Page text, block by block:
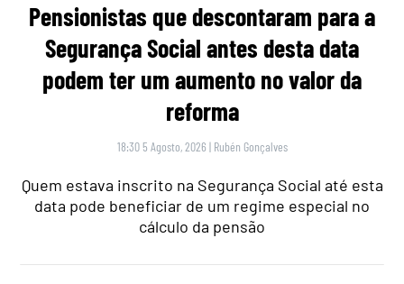
Pensionistas que descontaram para a
Segurança Social antes desta data
podem ter um aumento no valor da
reforma
18:30 5 Agosto, 2026 | Rubén Gonçalves
Quem estava inscrito na Segurança Social até esta
data pode beneficiar de um regime especial no
cálculo da pensão